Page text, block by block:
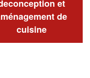
et
de
cuisine